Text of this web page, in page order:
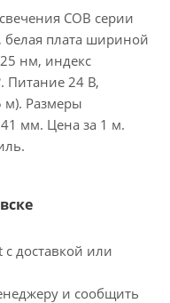
COB серии
белая плата шириной
нм, индекс
Питание 24 В,
м). Размеры
мм. Цена за 1 м.
доставкой или
и сообщить